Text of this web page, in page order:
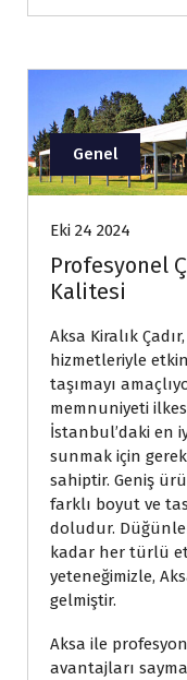
Genel
Eki 24 2024
Profesyonel
Kalitesi
Aksa Kiralık
hizmetleriyle
taşımayı
memnuniyeti
İstanbul’daki en
sunmak için
sahiptir. Geniş
farklı boyut ve
doludur.
kadar her türlü
yeteneğimizle,
gelmiştir.
Aksa ile
avantajları